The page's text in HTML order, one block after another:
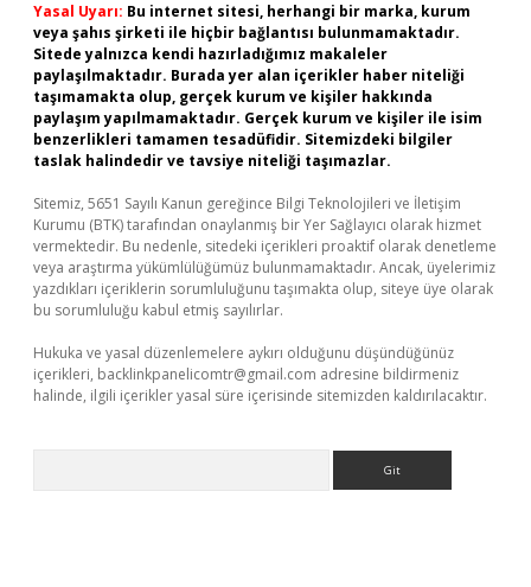
Yasal Uyarı: Bu internet sitesi, herhangi bir marka, kurum
veya şahıs şirketi ile hiçbir bağlantısı bulunmamaktadır.
Sitede yalnızca kendi hazırladığımız makaleler
paylaşılmaktadır. Burada yer alan içerikler haber niteliği
taşımamakta olup, gerçek kurum ve kişiler hakkında
paylaşım yapılmamaktadır. Gerçek kurum ve kişiler ile isim
benzerlikleri tamamen tesadüfidir. Sitemizdeki bilgiler
taslak halindedir ve tavsiye niteliği taşımazlar.
Sitemiz, 5651 Sayılı Kanun gereğince Bilgi Teknolojileri ve İletişim
Kurumu (BTK) tarafından onaylanmış bir Yer Sağlayıcı olarak hizmet
vermektedir. Bu nedenle, sitedeki içerikleri proaktif olarak denetleme
veya araştırma yükümlülüğümüz bulunmamaktadır. Ancak, üyelerimiz
yazdıkları içeriklerin sorumluluğunu taşımakta olup, siteye üye olarak
bu sorumluluğu kabul etmiş sayılırlar.
Hukuka ve yasal düzenlemelere aykırı olduğunu düşündüğünüz
içerikleri, backlinkpanelicomtr@gmail.com adresine bildirmeniz
halinde, ilgili içerikler yasal süre içerisinde sitemizden kaldırılacaktır.